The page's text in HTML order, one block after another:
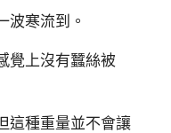
波寒流到。
覺上沒有蠶絲被
這種重量並不會讓